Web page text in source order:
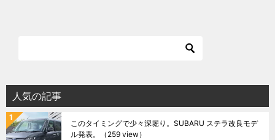
人気の記事
このタイミングで少々深堀り。SUBARU ステラ改良モデ
ル発表。
（259 view）